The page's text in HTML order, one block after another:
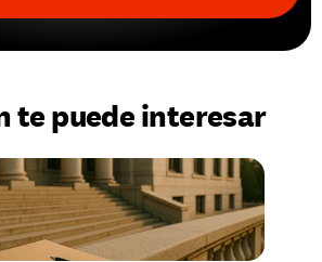
te puede interesar